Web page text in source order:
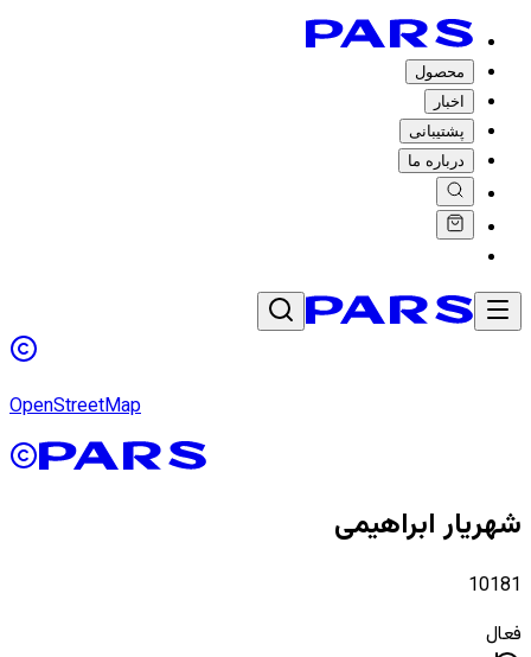
محصول
اخبار
پشتیبانی
درباره ما
OpenStreetMap
شهریار ابراهیمی
10181
فعال